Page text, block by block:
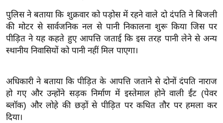
र
मि
सा
बे
मि
सा
पुलिस ने बताया कि शुक्रवार को पड़ोस में रहने वाले दो दंपति ने बिजली
की मोटर से सार्वजनिक नल से पानी निकालना शुरू किया जिस पर
पीड़ित ने यह कहते हुए आपत्ति जताई कि इस तरह पानी लेने से अन्य
स्थानीय निवासियों को पानी नहीं मिल पाएगा।
अधिकारी ने बताया कि पीड़ित के आपत्ति जताने से दोनों दंपति नाराज
हो गए और उन्होंने सड़क निर्माण में इस्तेमाल होने वाली ईंट (पेवर
ब्लॉक) और लोहे की छड़ों से पीड़ित पर कथित तौर पर हमला कर
दिया।